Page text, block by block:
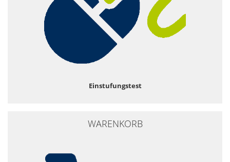
Einstufungstest
WARENKORB